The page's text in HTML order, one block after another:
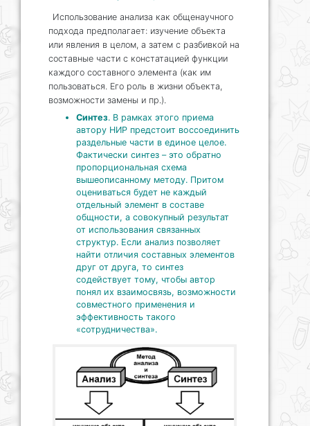
Использование анализа как общенаучного
подхода предполагает: изучение объекта
или явления в целом, а затем с разбивкой на
составные части с констатацией функции
каждого составного элемента (как им
пользоваться. Его роль в жизни объекта,
возможности замены и пр.).
Синтез. В рамках этого приема
автору НИР предстоит воссоединить
раздельные части в единое целое.
Фактически синтез – это обратно
пропорциональная схема
вышеописанному методу. Притом
оцениваться будет не каждый
отдельный элемент в составе
общности, а совокупный результат
от использования связанных
структур. Если анализ позволяет
найти отличия составных элементов
друг от друга, то синтез
содействует тому, чтобы автор
понял их взаимосвязь, возможности
совместного применения и
эффективность такого
«сотрудничества».